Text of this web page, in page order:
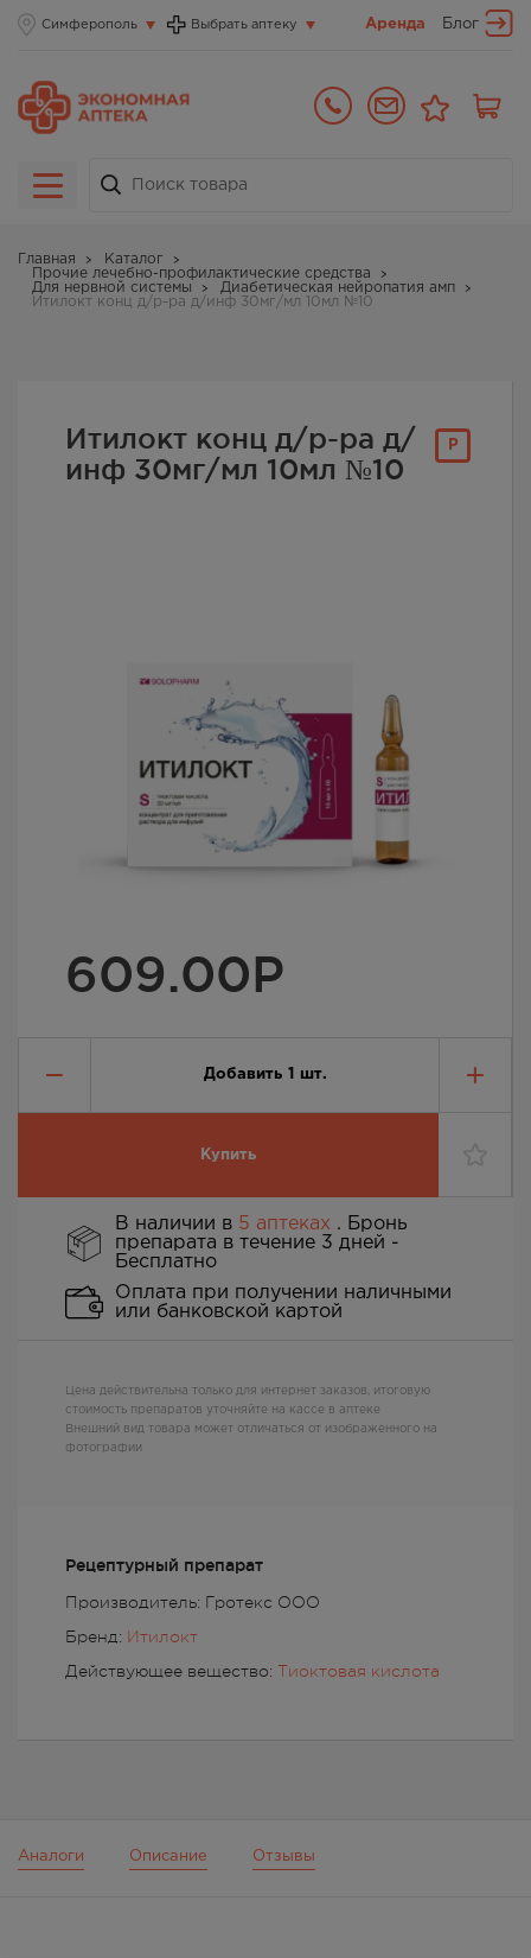
Симферополь Выбрать аптеку Аренда Блог
Главная
Каталог
Прочие лечебно-профилактические средства
Для нервной системы
Диабетическая нейропатия амп
Итилокт конц д/р-ра д/инф 30мг/мл 10мл №10
Р
Итилокт конц д/р-ра д/
инф 30мг/мл 10мл №10
609.00Р
Добавить 1 шт.
Купить
Рецептурный препарат
Производитель: Гротекс ООО
Бренд: Итилокт
Действующее вещество: Тиоктовая кислота
В наличии в 5 аптеках . Бронь
препарата в течение 3 дней -
Бесплатно
Оплата при получении наличными
или банковской картой
Цена действительна только для интернет заказов, итоговую
стоимость препаратов уточняйте на кассе в аптеке
Внешний вид товара может отличаться от изображенного на
фотографии
Аналоги Описание Отзывы